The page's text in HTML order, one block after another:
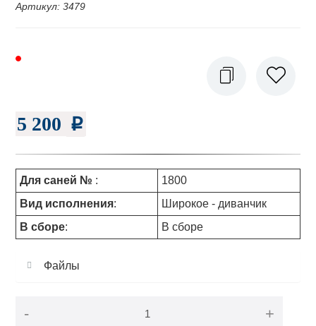
Артикул: 3479
5 200 p
Для саней № :
1800
Вид исполнения:
Широкое - диванчик
В сборе: В сборе
Файлы
- +